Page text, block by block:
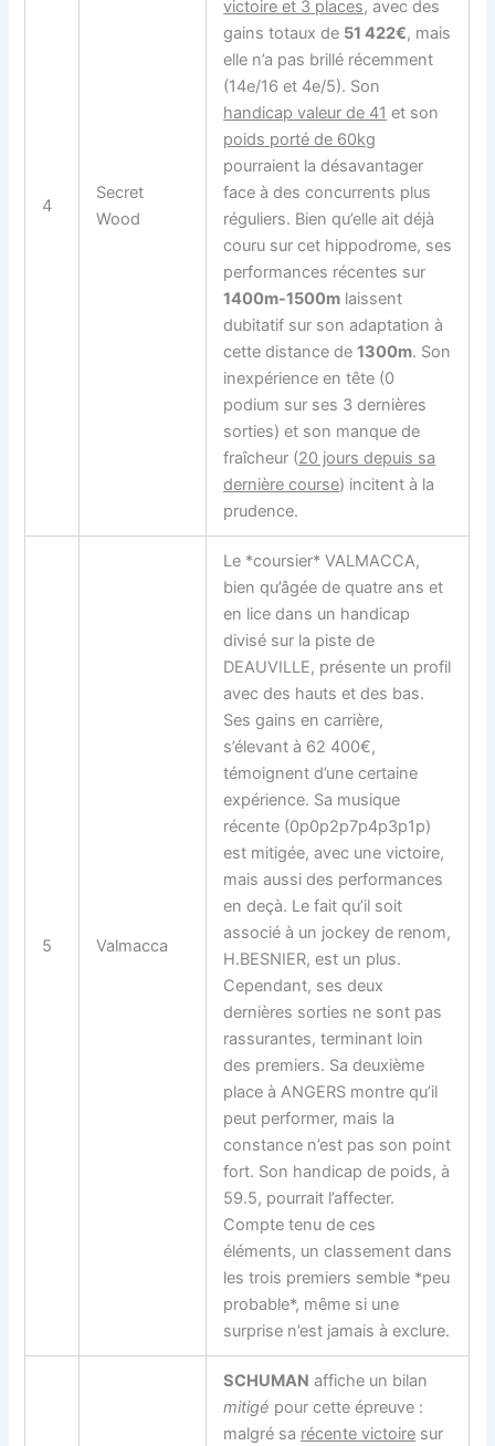
4
Secret
Wood
victoire et 3 places, avec des
gains totaux de 51 422€, mais
elle n’a pas brillé récemment
(14e/16 et 4e/5). Son
handicap valeur de 41 et son
poids porté de 60kg
pourraient la désavantager
face à des concurrents plus
réguliers. Bien qu’elle ait déjà
couru sur cet hippodrome, ses
performances récentes sur
1400m-1500m laissent
dubitatif sur son adaptation à
cette distance de1300m. Son
inexpérience en tête (0
podium sur ses 3 dernières
sorties) et son manque de
fraîcheur (20 jours depuis sa
dernière course) incitent à la
prudence.
5 Valmacca
Le *coursier* VALMACCA,
bien qu’âgée de quatre ans et
en lice dans un handicap
divisé sur la piste de
DEAUVILLE, présente un profil
avec des hauts et des bas.
Ses gains en carrière,
s’élevant à 62 400€,
témoignent d’une certaine
expérience. Sa musique
récente (0p0p2p7p4p3p1p)
est mitigée, avec une victoire,
mais aussi des performances
en deçà. Le fait qu’il soit
associé à un jockey de renom,
H.BESNIER, est un plus.
Cependant, ses deux
dernières sorties ne sont pas
rassurantes, terminant loin
des premiers. Sa deuxième
place à ANGERS montre qu’il
peut performer, mais la
constance n’est pas son point
fort. Son handicap de poids, à
59.5, pourrait l’affecter.
Compte tenu de ces
éléments, un classement dans
les trois premiers semble *peu
probable*, même si une
surprise n’est jamais à exclure.
SCHUMAN affiche un bilan
mitigé pour cette épreuve :
malgré sa récente victoire sur